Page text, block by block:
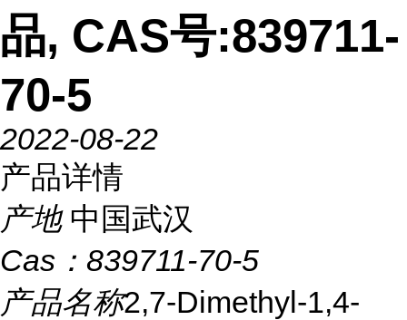
品, CAS号:839711-
70-5
2022-08-22
产品详情
产地 中国武汉
Cas： 839711-70-5
产品名称2,7-Dimethyl-1,4-